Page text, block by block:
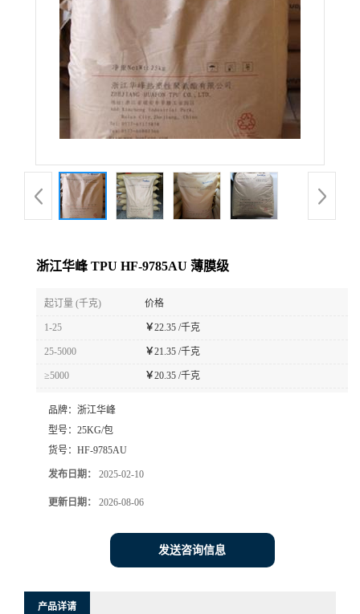
浙江华峰 TPU HF-9785AU 薄膜级
起订量 (千克) 价格
1-25 ￥22.35 /千克
25-5000 ￥21.35 /千克
≥5000 ￥20.35 /千克
品牌： 浙江华峰
型号： 25KG/包
货号： HF-9785AU
发布日期： 2025-02-10
更新日期： 2026-08-06
发送咨询信息
产品详请